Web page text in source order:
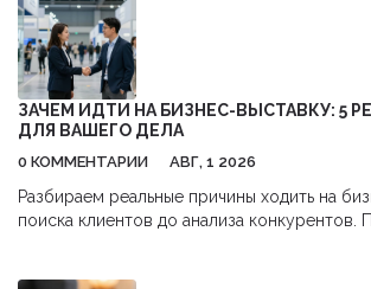
ЗАЧЕМ ИДТИ НА БИЗНЕС-ВЫСТАВКУ: 5
ДЛЯ ВАШЕГО ДЕЛА
0 КОММЕНТАРИИ АВГ, 1 2026
Разбираем реальные причины ходить на
поиска клиентов до анализа конкурентов.